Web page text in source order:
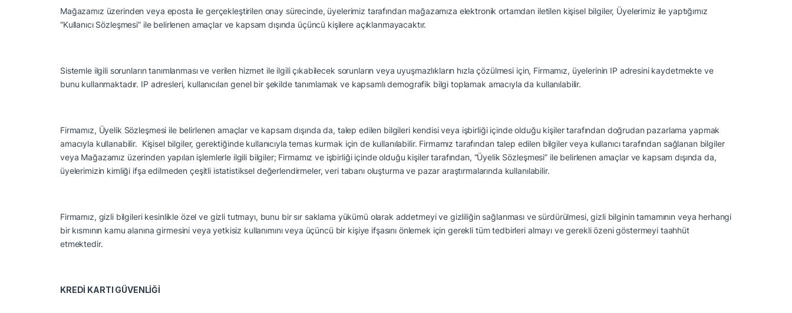
Mağazamız üzerinden veya eposta ile gerçekleştirilen onay sürecinde, üyelerimiz tarafından mağazamıza elektronik ortamdan iletilen kişisel bilgiler, Üyelerimiz ile yaptığımız
“Kullanıcı Sözleşmesi” ile belirlenen amaçlar ve kapsam dışında üçüncü kişilere açıklanmayacaktır.
Sistemle ilgili sorunların tanımlanması ve verilen hizmet ile ilgili çıkabilecek sorunların veya uyuşmazlıkların hızla çözülmesi için, Firmamız, üyelerinin IP adresini kaydetmekte ve
bunu kullanmaktadır. IP adresleri, kullanıcıları genel bir şekilde tanımlamak ve kapsamlı demografik bilgi toplamak amacıyla da kullanılabilir.
Firmamız, Üyelik Sözleşmesi ile belirlenen amaçlar ve kapsam dışında da, talep edilen bilgileri kendisi veya işbirliği içinde olduğu kişiler tarafından doğrudan pazarlama yapmak
amacıyla kullanabilir. Kişisel bilgiler, gerektiğinde kullanıcıyla temas kurmak için de kullanılabilir. Firmamız tarafından talep edilen bilgiler veya kullanıcı tarafından sağlanan bilgiler
veya Mağazamız üzerinden yapılan işlemlerle ilgili bilgiler; Firmamız ve işbirliği içinde olduğu kişiler tarafından, “Üyelik Sözleşmesi” ile belirlenen amaçlar ve kapsam dışında da,
üyelerimizin kimliği ifşa edilmeden çeşitli istatistiksel değerlendirmeler, veri tabanı oluşturma ve pazar araştırmalarında kullanılabilir.
Firmamız, gizli bilgileri kesinlikle özel ve gizli tutmayı, bunu bir sır saklama yükümü olarak addetmeyi ve gizliliğin sağlanması ve sürdürülmesi, gizli bilginin tamamının veya herhangi
bir kısmının kamu alanına girmesini veya yetkisiz kullanımını veya üçüncü bir kişiye ifşasını önlemek için gerekli tüm tedbirleri almayı ve gerekli özeni göstermeyi taahhüt
etmektedir.
KREDİ KARTI GÜVENLİĞİ